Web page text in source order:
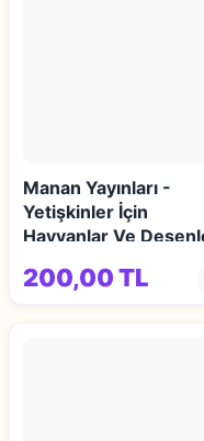
Manan Yayınları -
Yetişkinler İçin
Hayvanlar Ve
200,00 TL